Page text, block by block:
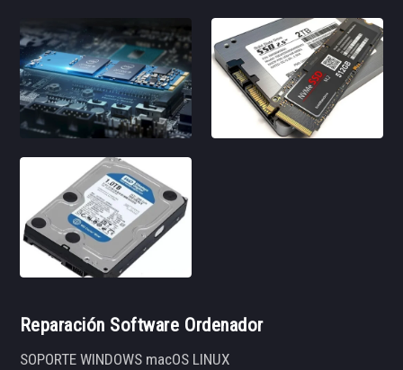
Reparación Software Ordenador
SOPORTE WINDOWS macOS LINUX